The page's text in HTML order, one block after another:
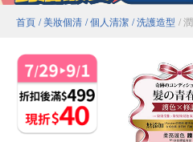
首頁 / 美妝個清 / 個人清潔 / 洗護造型 /